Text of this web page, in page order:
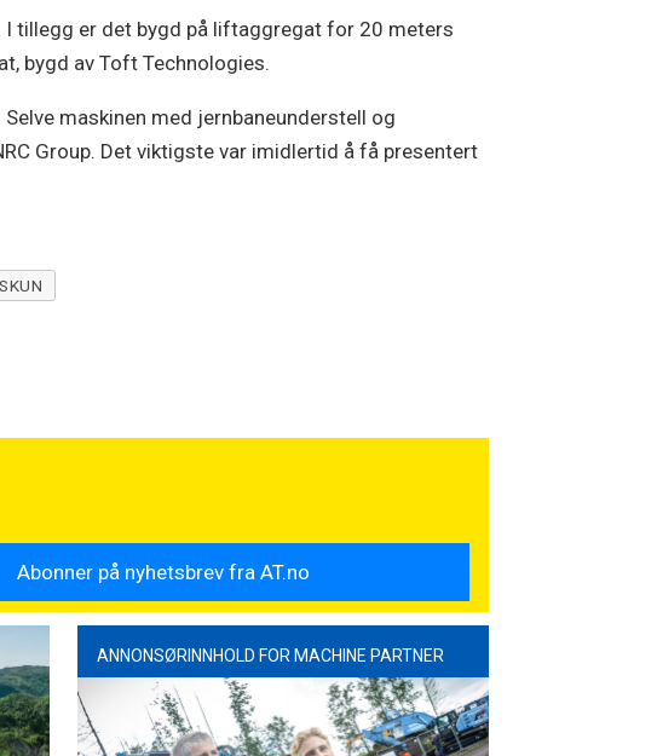
I tillegg er det bygd på liftaggregat for 20 meters
bygd av Toft Technologies.
maskinen med jernbaneunderstell og
Group. Det viktigste var imidlertid å få presentert
ANNONSØRINNHOLD FOR MACHINE PARTNER